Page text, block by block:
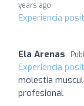
years ago
Experiencia
Ela Arenas
Experiencia
molestia
profesional